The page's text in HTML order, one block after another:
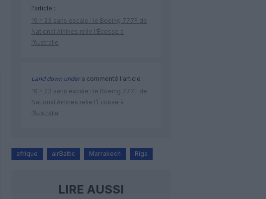
l'article :
19 h 23 sans escale : le Boeing 777F de
National Airlines relie l’Écosse à
l’Australie
Land down undera commenté l'article :
19 h 23 sans escale : le Boeing 777F de
National Airlines relie l’Écosse à
l’Australie
afrique airBaltic Marrakech Riga
LIRE AUSSI